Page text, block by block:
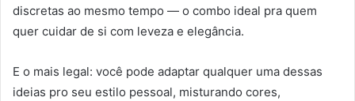
discretas ao mesmo tempo — o combo ideal pra quem
quer cuidar de si com leveza e elegância.
E o mais legal: você pode adaptar qualquer uma dessas
ideias pro seu estilo pessoal, misturando cores,